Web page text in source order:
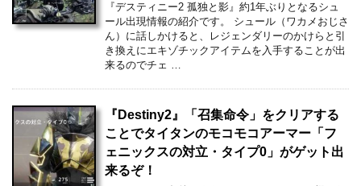
『デスティニー2 孤独と影』約1年ぶりとなるシュ
ール出現情報の紹介です。 シュール（ワカメおじさ
ん）に話しかけると、レジェンダリーのかけらと引
き換えにエキゾチックアイテムを入手することが出
来るのでチェ …
『Destiny2』「召集命令」をクリアする
ことでタイタンのモコモコアーマー「フ
ェニックスの対立・タイプ0」がゲット出
来るぞ！